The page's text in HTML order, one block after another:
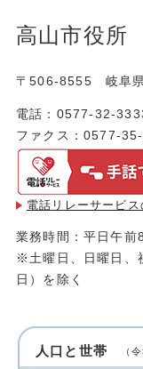
高山市役所
〒506-8555 岐阜
電話：0577-32-
ファクス：0577-
電話リレーサービ
業務時間：平日午
※土曜日、日曜日、
日）を除く
人口と世帯 （